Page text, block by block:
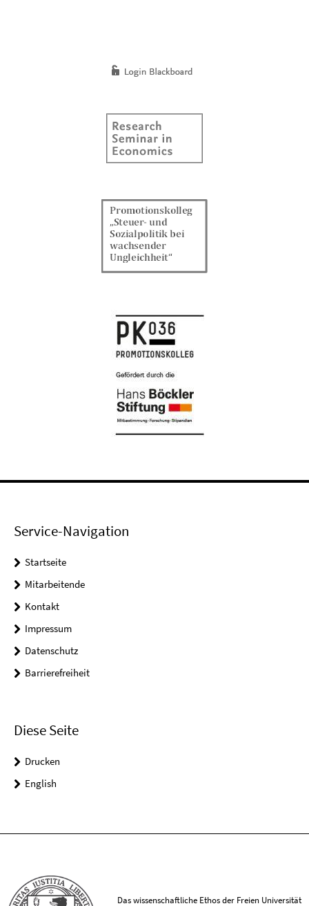
Service-Navigation
Startseite
Mitarbeitende
Kontakt
Impressum
Datenschutz
Barrierefreiheit
Diese Seite
Drucken
English
Das wissenschaftliche Ethos der Freien Universität